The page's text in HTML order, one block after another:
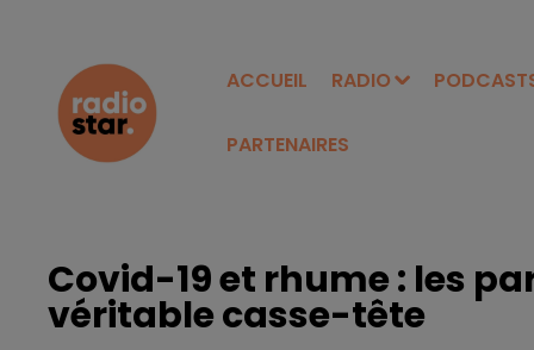
ACCUEIL RADIO
PARTENAIRES
Covid-19 et rhume : les
véritable casse-tête